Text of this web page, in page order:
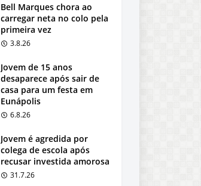
Bell Marques chora ao
carregar neta no colo pela
primeira vez
3.8.26
Jovem de 15 anos
desaparece após sair de
casa para um festa em
Eunápolis
6.8.26
Jovem é agredida por
colega de escola após
recusar investida amorosa
31.7.26